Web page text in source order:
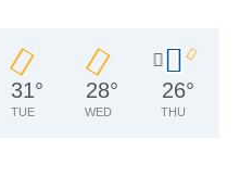
31°
TUE
28°
WED
26°
THU